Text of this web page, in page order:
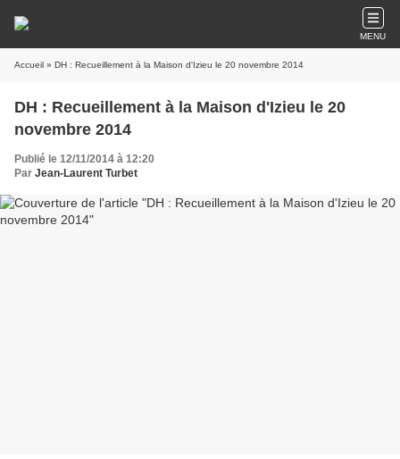
MENU
Accueil » DH : Recueillement à la Maison d'Izieu le 20 novembre 2014
DH : Recueillement à la Maison d'Izieu le 20
novembre 2014
Publié le 12/11/2014 à 12:20
Par Jean-Laurent Turbet